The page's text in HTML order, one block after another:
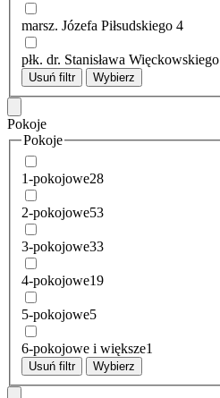
marsz. Józefa Piłsudskiego 4
płk. dr. Stanisława Więckowskiego
Usuń filtr Wybierz
Pokoje
Pokoje
1-pokojowe28
2-pokojowe53
3-pokojowe33
4-pokojowe19
5-pokojowe5
6-pokojowe i większe1
Usuń filtr Wybierz